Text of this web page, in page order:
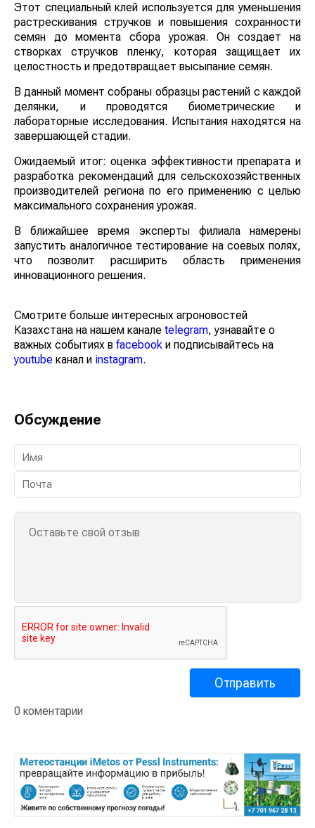
Этот специальный клей используется для уменьшения
растрескивания стручков и повышения сохранности
семян до момента сбора урожая. Он создает на
створках стручков пленку, которая защищает их
целостность и предотвращает высыпание семян.
В данный момент собраны образцы растений с каждой
делянки, и проводятся биометрические и
лабораторные исследования. Испытания находятся на
завершающей стадии.
Ожидаемый итог: оценка эффективности препарата и
разработка рекомендаций для сельскохозяйственных
производителей региона по его применению с целью
максимального сохранения урожая.
В ближайшее время эксперты филиала намерены
запустить аналогичное тестирование на соевых полях,
что позволит расширить область применения
инновационного решения.
Смотрите больше интересных агроновостей
Казахстана на нашем канале telegram, узнавайте о
важных событиях в facebook и подписывайтесь на
youtube канал и instagram.
Обсуждение
0 коментарии